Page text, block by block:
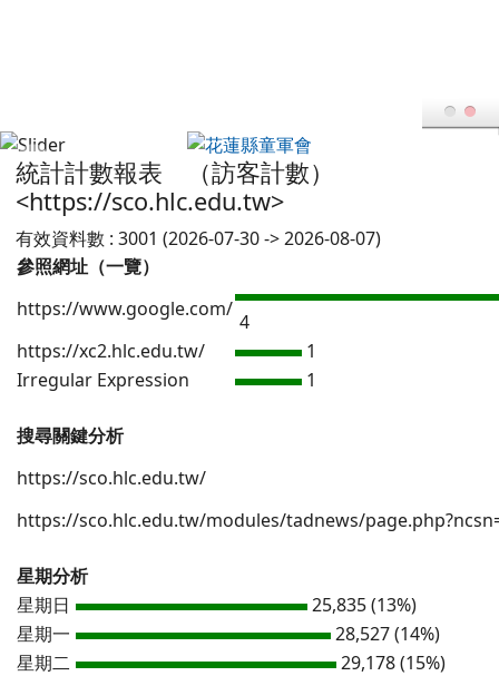
主內容區域
統計計數報表 （訪客計數）
<https://sco.hlc.edu.tw>
有效資料數 : 3001 (2026-07-30 -> 2026-08-07)
參照網址（一覽）
https://www.google.com/
4
https://xc2.hlc.edu.tw/
1
Irregular Expression
1
搜尋關鍵分析
https://sco.hlc.edu.tw/
https://sco.hlc.edu.tw/modules/tadnews/
星期分析
星期日
25,835 (13%)
星期一
28,527 (14%)
星期二
29,178 (15%)
頁尾區域